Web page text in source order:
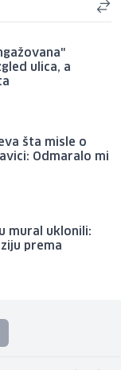
ulica, a
šta misle o
Odmaralo mi
mural uklonili:
prema